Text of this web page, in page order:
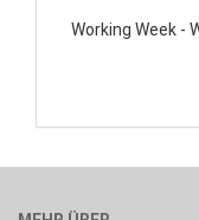
Working Week -